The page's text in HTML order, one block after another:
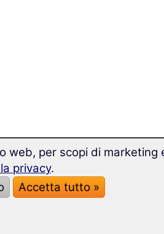
per scopi di
privacy.
Accetta tutto »